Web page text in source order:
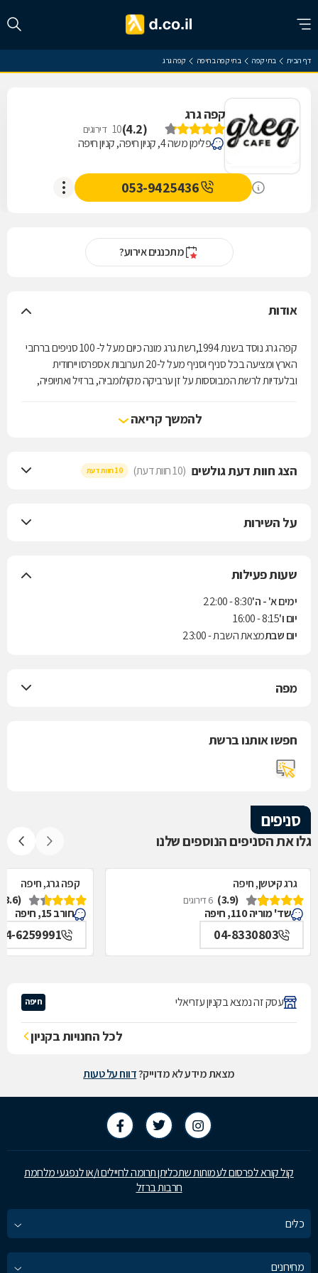
דף הבית בתי קפה בתי קפה בחיפה קפה גרג
קפה גרג
(
4.2
)
10 דירוגים
פלימן משה 4, קניון חיפה, קניון חיפה
053-9425436
מתכננים אירוע?
אודות
קפה גרג נוסד בשנת 1994,רשת גרג מונה כיום מעל ל- 100 סניפים ברחבי
הארץ ומציעה בכל סניף וסניף מעל ל-20 תערובות אספרסו ייחודית
ובלעדיות לרשת המבוססות על זן ערביקה מקולומביה, ברזיל ואתיופיה,
מאוד שבמרכזו ארוחת בוקר טעימה, עשירה ומפנקת. הרשת לא קופאת
להמשך קריאה
הצג חוות דעת גולשים (10 חוות דעת) 10 חוות דעת
על השירות
שעות פעילות
ימים א' - ה'8:30 - 22:00
יום ו'8:15 - 16:00
יום שבתמצאת השבת - 23:00
מפה
חפשו אותנו ברשת
סניפים
גלו את הסניפים הנוספים שלנו
גרג קיטשן, חיפה
(3.9)
6 דירוגים
שד' מוריה 110, חיפה
04-8330803
קפה גרג, חיפה
(3.6)
חורב 15, חיפה
6259991
עסק זה נמצא בקניון עזריאלי חיפה
לכל החנויות בקניון
מצאת מידע לא מדוייק?דווח על טעות
קול קורא לפרסום לעמותות שתכליתן תרומה לחיילים ו/או לנפגעי מלחמת
חרבות ברזל
כלים
מחירונים